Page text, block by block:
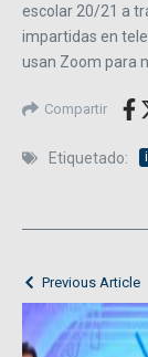
escolar 20/21 a
impartidas en
usan Zoom para
Compartir
Etiquetado:
Previous Article